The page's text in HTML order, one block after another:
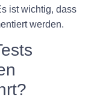
ist wichtig, dass
werden.